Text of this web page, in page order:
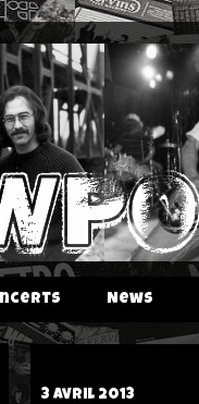
News
3 avril 2013